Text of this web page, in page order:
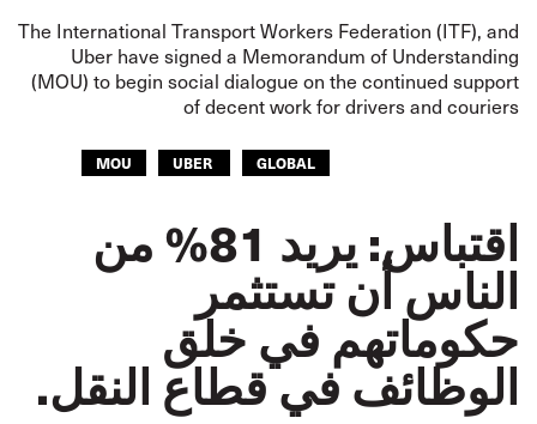
The International Transport Workers Federation (ITF), and
Uber have signed a Memorandum of Understanding
(MOU) to begin social dialogue on the continued support
of decent work for drivers and couriers
MOU UBER GLOBAL
اقتباس: يريد 81% من
الناس أن تستثمر
حكوماتهم في خلق
الوظائف في قطاع النقل.